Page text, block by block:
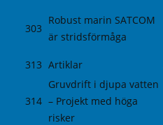
303
Robust marin SATCOM
är stridsförmåga
313 Artiklar
314
Gruvdrift i djupa vatten
– Projekt med höga
risker